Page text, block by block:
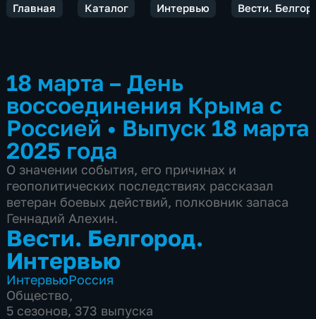
Главная Каталог Интервью Вести.
18 марта – День
воссоединения Крыма с
Россией • Выпуск 18 марта
2025 года
О значении события, его причинах и
геополитических последствиях рассказал
ветеран боевых действий, полковник запаса
Геннадий Алехин.
Вести. Белгород.
Интервью
ИнтервьюРоссия
Общество,
5 сезонов, 373 выпуска